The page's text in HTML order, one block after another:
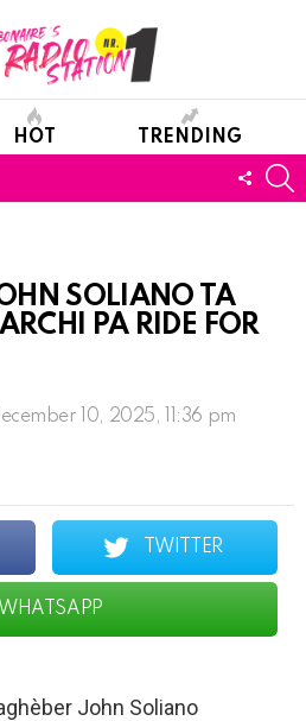
HOT TRENDING
SOLIANO TA
PA RIDE FOR
10, 2025, 11:36 pm
TWITTER
WHATSAPP
John Soliano